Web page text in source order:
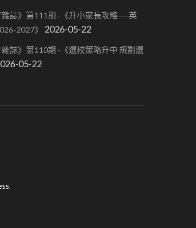
雜誌》第111期 -《升小家長攻略──英
2027》
2026-05-22
雜誌》第110期 -《選校策略升中 規劃選
05-22
.